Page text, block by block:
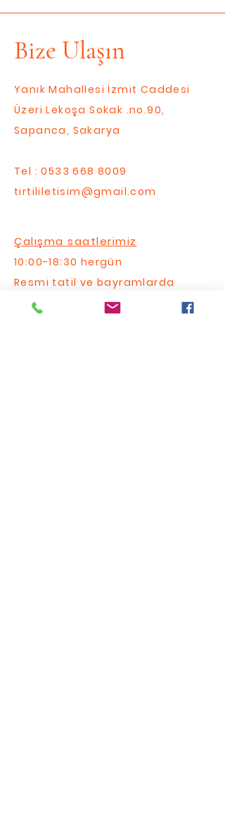
Bize Ulaşın
Yanık Mahallesi İzmit Caddesi
Üzeri Lekoşa Sokak .no.90,
Sapanca, Sakarya
Tel :0533 668 8009
tirtililetisim@gmail.com
Çalışma saatlerimiz
10:00-18:30 hergün
Resmi tatil ve bayramlarda
açığız